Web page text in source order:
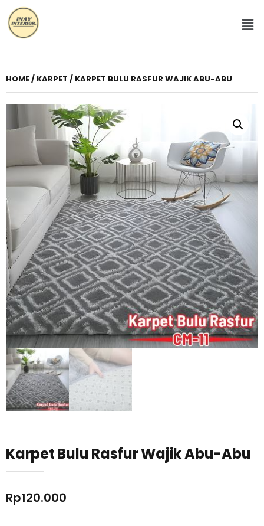
HOME/ KARPET / KARPET BULU RASFUR WAJIK ABU-ABU
Karpet Bulu Rasfur Wajik Abu-Abu
Rp120.000